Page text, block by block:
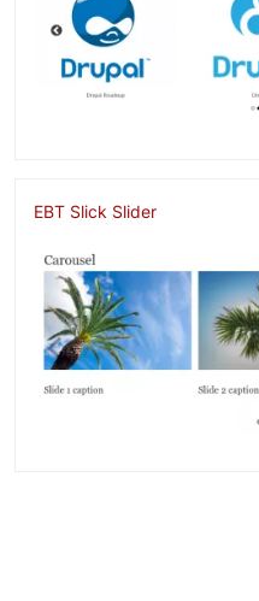
EBT Slick Slider
Image